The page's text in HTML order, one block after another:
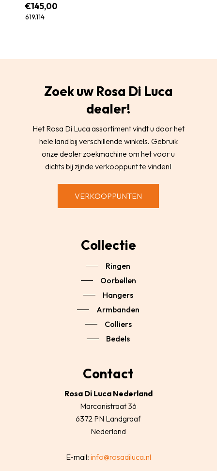
€145,00
619.114
Zoek uw Rosa Di Luca
dealer!
Het Rosa Di Luca assortiment vindt u door het
hele land bij verschillende winkels. Gebruik
onze dealer zoekmachine om het voor u
dichts bij zijnde verkooppunt te vinden!
VERKOOPPUNTEN
Collectie
Ringen
Oorbellen
Hangers
Armbanden
Colliers
Bedels
Contact
Rosa Di Luca Nederland
Marconistraat 36
6372 PN Landgraaf
Nederland
E-mail: info@rosadiluca.nl